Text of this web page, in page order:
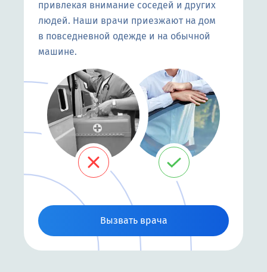
привлекая внимание соседей и других
людей. Наши врачи приезжают на дом
в повседневной одежде и на обычной
машине.
Вызвать врача